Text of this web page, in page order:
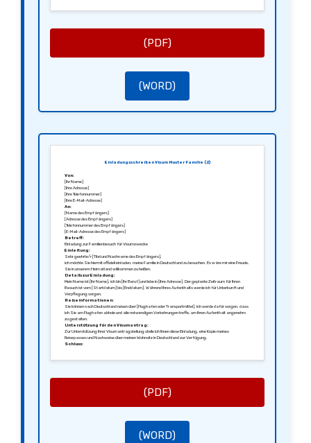
(PDF)
(WORD)
Einladungsschreiben Visum Muster Familie (2)
Von:
[Ihr Name]
[Ihre Adresse]
[Ihre Telefonnummer]
[Ihre E-Mail-Adresse]
An:
[Name des Empfängers]
[Adresse des Empfängers]
[Telefonnummer des Empfängers]
[E-Mail-Adresse des Empfängers]
Betreff:
Einladung zur Familienbesuch für Visumzwecke
Einleitung:
Sehr geehrte/r [Titel und Nachname des Empfängers],
ich möchte Sie hiermit offiziell einladen, meine Familie in Deutschland zu besuchen. Es wäre mir eine Freude,
Sie in unserem Heimatland willkommen zu heißen.
Details zur Einladung:
Mein Name ist [Ihr Name], ich bin [Ihr Beruf] und lebe in [Ihre Adresse]. Der geplante Zeitraum für Ihren
Besuch ist vom [Startdatum] bis [Enddatum]. Während Ihres Aufenthalts werde ich für Unterkunft und
Verpflegung sorgen.
Reiseinformationen:
Sie können nach Deutschland reisen über [Flughafen oder Transportmittel]. Ich werde dafür sorgen, dass
ich Sie am Flughafen abhole und alle notwendigen Vorkehrungen treffe, um Ihren Aufenthalt angenehm
zu gestalten.
Unterstützung für den Visumantrag:
Zur Unterstützung Ihrer Visumantragstellung stelle ich Ihnen diese Einladung, eine Kopie meines
Reisepasses und Nachweise über meinen Wohnsitz in Deutschland zur Verfügung.
Schluss:
(PDF)
(WORD)